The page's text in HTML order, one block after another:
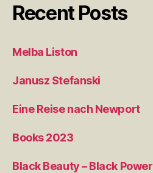
Recent Posts
Melba Liston
Janusz Stefanski
Eine Reise nach Newport
Books 2023
Black Beauty – Black Power